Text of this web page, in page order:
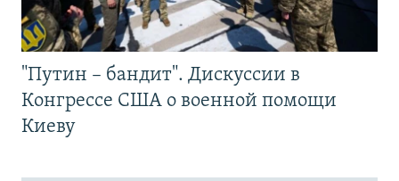
"Путин – бандит". Дискуссии в
Конгрессе США о военной помощи
Киеву